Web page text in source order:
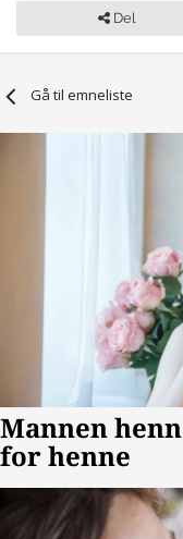
Del
Gå til emneliste